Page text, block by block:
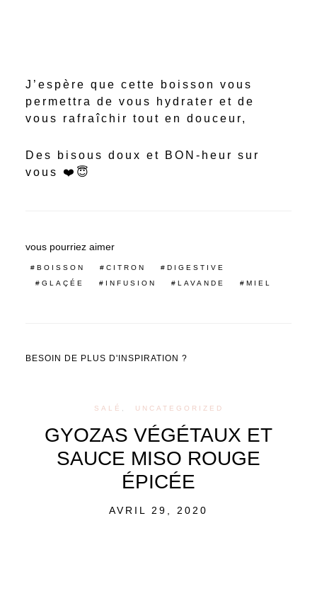
J’espère que cette boisson vous
permettra de vous hydrater et de
vous rafraîchir tout en douceur,
Des bisous doux et BON-heur sur
vous ❤️😇
vous pourriez aimer
BOISSON CITRON
DIGESTIVE
GLAÇÉE
INFUSION LAVANDE MIEL
BESOIN DE PLUS D'INSPIRATION ?
SALÉ UNCATEGORIZED
GYOZAS VÉGÉTAUX ET
SAUCE MISO ROUGE
ÉPICÉE
POSTED
AVRIL 29, 2020